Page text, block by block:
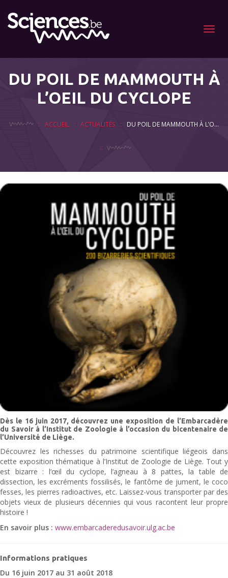
Menu
DU POIL DE MAMMOUTH À
L’OEIL DU CYCLOPE
ACCUEIL ACTUALITÉS DU POIL DE MAMMOUTH À L’OEIL DU CYCLOPE
Dès le 16 juin 2017, découvrez une exposition de l’Embarcadère
du Savoir à l’Institut de Zoologie à l’occasion du bicentenaire de
l’Université de Liège.
Découvrez les richesses du patrimoine scientifique liégeois dans
cette exposition thématique à l’Institut de Zoologie de Liège. Tout y
est bizarre : l’œil du cyclope, l’agneau à 8 pattes, la table de
dissection, les excréments fossilisés, le fantôme de jument, le coco
fesses, les pierres radioactives, etc. Laissez-vous transporter par des
objets vieux de plusieurs décennies qui vous racontent leur propre
histoire !
En savoir plus : www.embarcaderedusavoir.ulg.ac.be
Informations pratiques
Du 16 juin 2017 au 31 août 2018